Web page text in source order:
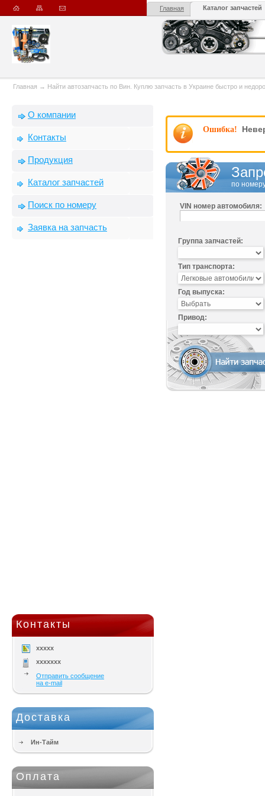
Главная Каталог запчастей
Главная → Найти автозапчасть по Вин. Куплю запчасть в Украине быстро и
О компании
Контакты
Продукция
Каталог запчастей
Поиск по номеру
Заявка на запчасть
Контакты
xxxxx
xxxxxxx
Отправить сообщение
на e-mail
Доставка
Ин-Тайм
Оплата
Ошибка!
по
VIN номер автомобиля:
Группа запчастей:
Тип транспорта:
Год выпуска:
Привод: